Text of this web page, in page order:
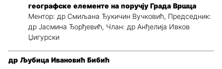
географске елементе на поручју Града Вршца
Ментор: др Смиљана Ђукичин Вучковић, Председник:
др Јасмина Ђорђевић, Члан: др Анђелија Ивков
Џигурски
др Љубица Ивановић Бибић